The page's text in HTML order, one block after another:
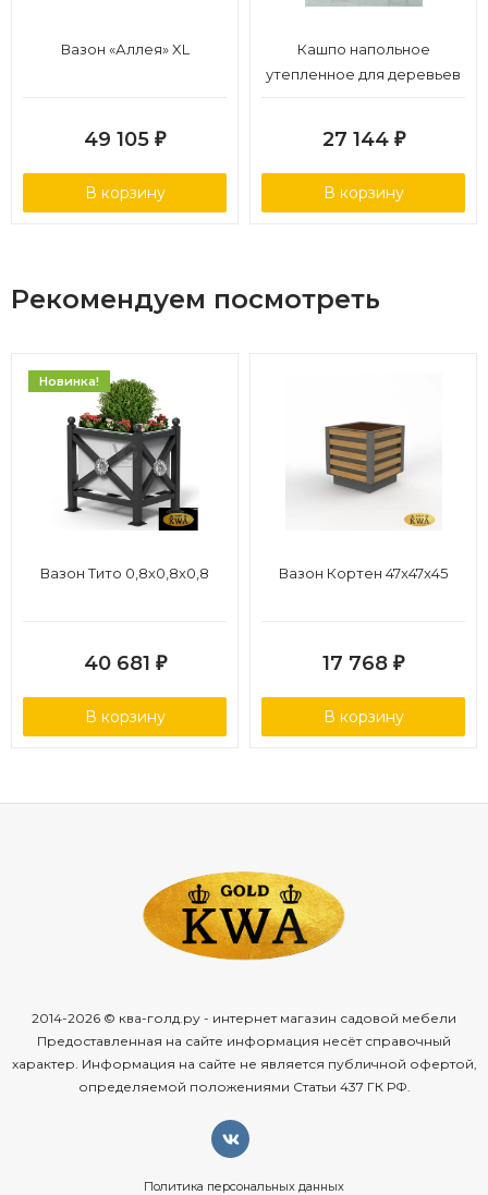
Вазон «Аллея» XL
49 105 ₽
В корзину
Кашпо напольное
утепленное для деревьев
27 144 ₽
В корзину
Рекомендуем посмотреть
Новинка!
Вазон Тито 0,8х0,8х0,8
40 681 ₽
В корзину
Вазон Кортен 47x47x45
17 768 ₽
В корзину
2014-2026 © ква-голд.ру - интернет магазин садовой мебели
Предоставленная на сайте информация несёт справочный
характер. Информация на сайте не является публичной офертой,
определяемой положениями Статьи 437 ГК РФ.
Политика персональных данных